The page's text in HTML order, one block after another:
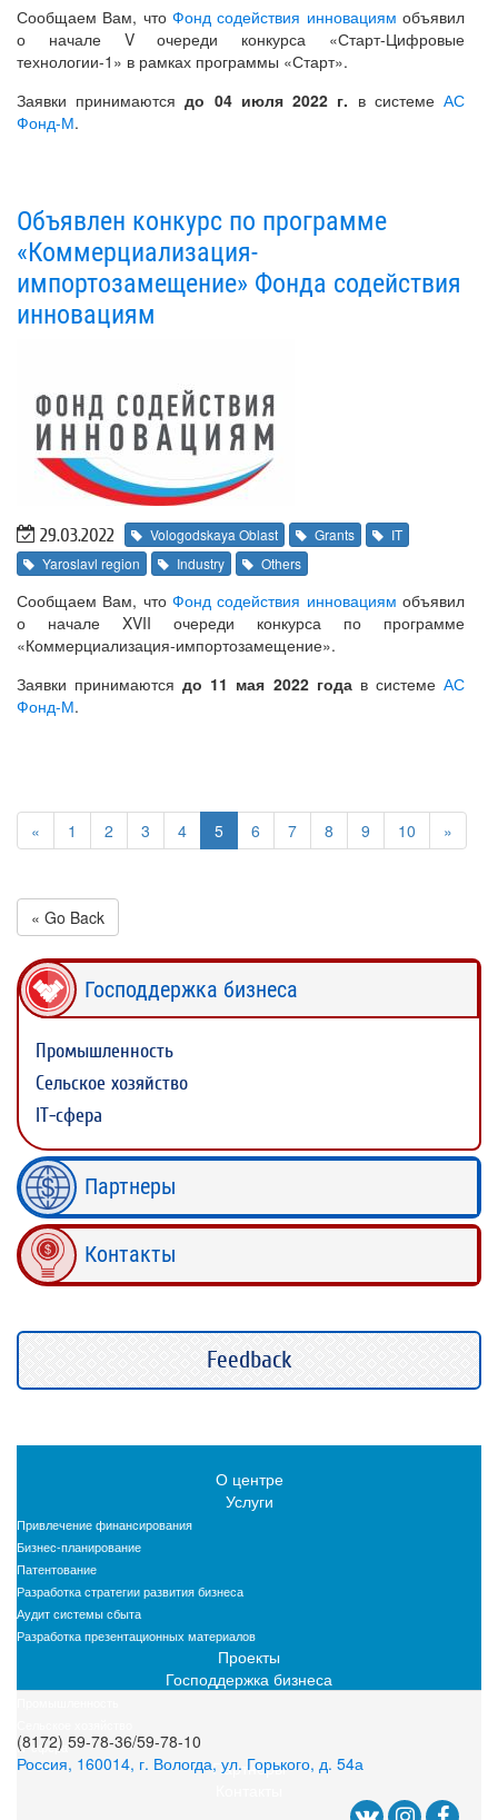
Сообщаем Вам, что Фонд содействия инновациям объявил
о начале V очереди конкурса «Старт-Цифровые
технологии-1» в рамках программы «Старт».
Заявки принимаются до 04 июля 2022 г. в системеАС
Фонд-М.
Объявлен конкурс по программе
«Коммерциализация-
импортозамещение» Фонда содействия
инновациям
29.03.2022 Vologodskaya Oblast Grants
IT
Yaroslavl region
Industry Others
Сообщаем Вам, что Фонд содействия инновациям объявил
о начале XVII очереди конкурса по программе
«Коммерциализация-импортозамещение».
Заявки принимаютсядо 11 мая 2022 годав системеАС
Фонд-М.
« 1 2 3 4 5 6 7 8 9 10 »
« Go Back
Господдержка бизнеса
Промышленность
Сельское хозяйство
IT-сфера
Партнеры
Контакты
Feedback
О центре
Услуги
Привлечение финансирования
Бизнес-планирование
Патентование
Разработка стратегии развития бизнеса
Аудит системы сбыта
Разработка презентационных материалов
Проекты
Господдержка бизнеса
IT-сфера
Партнеры
(8172) 59-78-36/59-78-10
Россия, 160014, г. Вологда, ул. Горького, д. 54а